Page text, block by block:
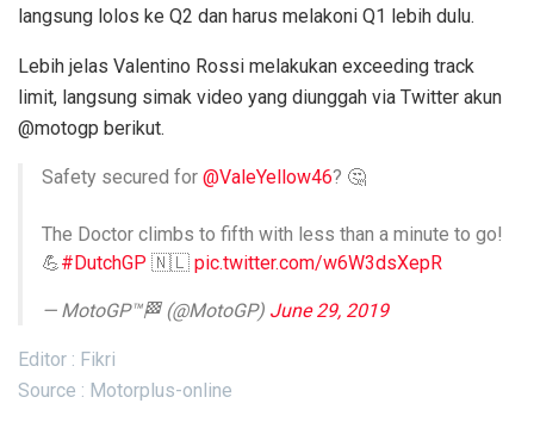
langsung lolos ke Q2 dan harus melakoni Q1 lebih dulu.
Lebih jelas Valentino Rossi melakukan exceeding track
limit, langsung simak video yang diunggah via Twitter akun
@motogp berikut.
Safety secured for @ValeYellow46? 🤔
The Doctor climbs to fifth with less than a minute to go!
💪#DutchGP 🇳🇱 pic.twitter.com/w6W3dsXepR
— MotoGP™🏁 (@MotoGP) June 29, 2019
Editor : Fikri
Source : Motorplus-online